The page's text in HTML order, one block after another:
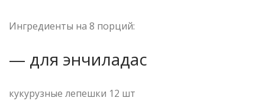
Ингредиенты на 8 порций:
— для энчиладас
кукурузные лепешки 12 шт